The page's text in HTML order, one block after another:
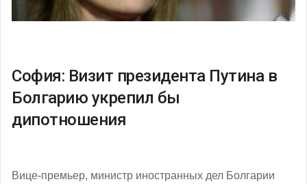
София: Визит президента Путина в
Болгарию укрепил бы
дипотношения
Вице-премьер, министр иностранных дел Болгарии